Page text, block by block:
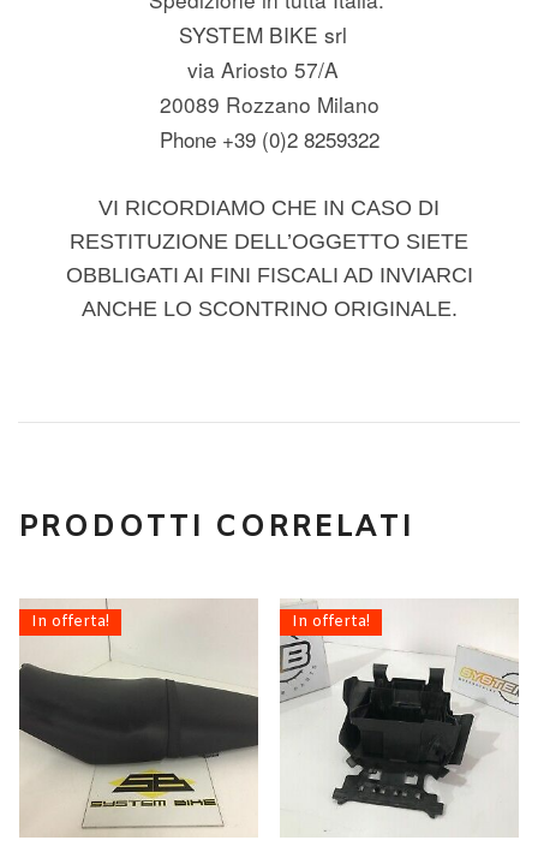
SYSTEM BIKE srl
via Ariosto 57/A
20089 Rozzano Milano
Phone +39 (0)2 8259322
VI RICORDIAMO CHE IN CASO DI
RESTITUZIONE DELL’OGGETTO SIETE
OBBLIGATI AI FINI FISCALI AD INVIARCI
ANCHE LO SCONTRINO ORIGINALE.
PRODOTTI CORRELATI
In offerta! In offerta!